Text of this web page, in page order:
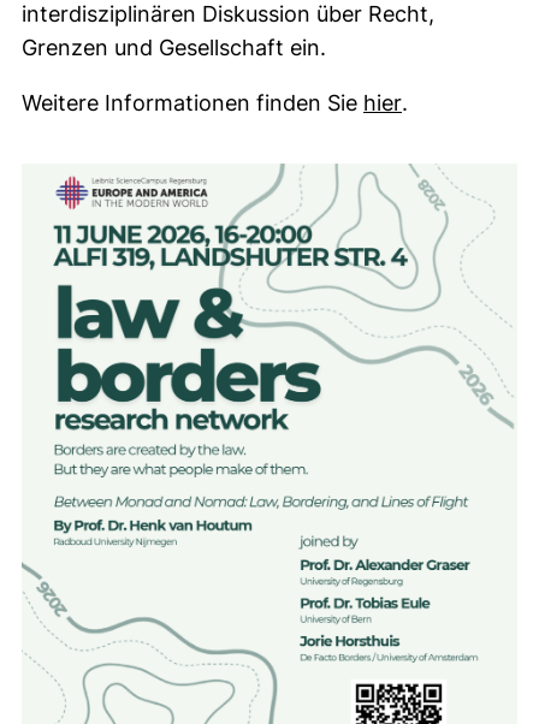
interdisziplinären Diskussion über Recht,
Grenzen und Gesellschaft ein.
Weitere Informationen finden Sie hier(öffnet
.